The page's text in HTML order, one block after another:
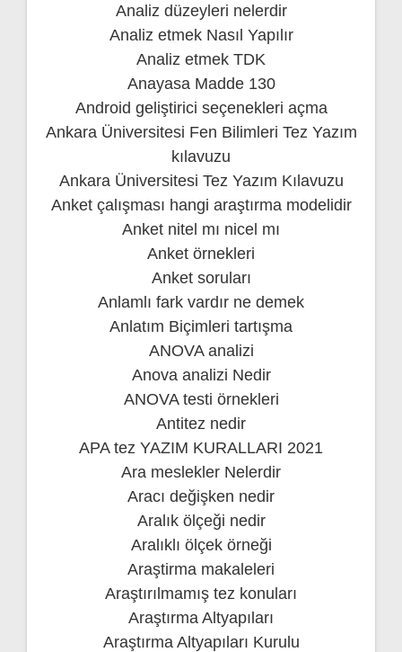
Analiz düzeyleri nelerdir
Analiz etmek Nasıl Yapılır
Analiz etmek TDK
Anayasa Madde 130
Android geliştirici seçenekleri açma
Ankara Üniversitesi Fen Bilimleri Tez Yazım
kılavuzu
Ankara Üniversitesi Tez Yazım Kılavuzu
Anket çalışması hangi araştırma modelidir
Anket nitel mı nicel mı
Anket örnekleri
Anket soruları
Anlamlı fark vardır ne demek
Anlatım Biçimleri tartışma
ANOVA analizi
Anova analizi Nedir
ANOVA testi örnekleri
Antitez nedir
APA tez YAZIM KURALLARI 2021
Ara meslekler Nelerdir
Aracı değişken nedir
Aralık ölçeği nedir
Aralıklı ölçek örneği
Araştirma makaleleri
Araştırılmamış tez konuları
Araştırma Altyapıları
Araştırma Altyapıları Kurulu